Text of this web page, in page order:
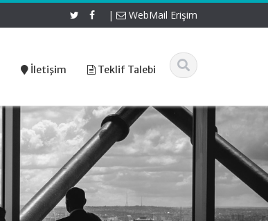
| WebMail Erişim
İletişim Teklif Talebi